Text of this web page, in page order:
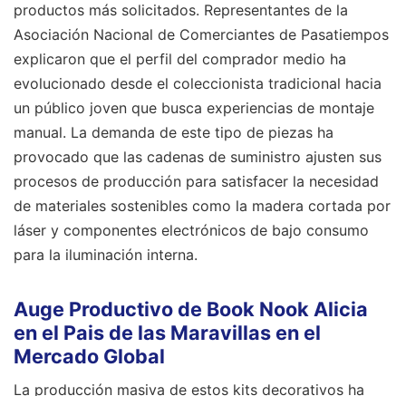
productos más solicitados. Representantes de la
Asociación Nacional de Comerciantes de Pasatiempos
explicaron que el perfil del comprador medio ha
evolucionado desde el coleccionista tradicional hacia
un público joven que busca experiencias de montaje
manual. La demanda de este tipo de piezas ha
provocado que las cadenas de suministro ajusten sus
procesos de producción para satisfacer la necesidad
de materiales sostenibles como la madera cortada por
láser y componentes electrónicos de bajo consumo
para la iluminación interna.
Auge Productivo de Book Nook Alicia
en el Pais de las Maravillas en el
Mercado Global
La producción masiva de estos kits decorativos ha